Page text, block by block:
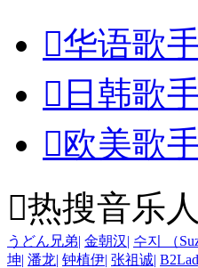
华语歌
 日韩歌
欧美歌
热搜音乐人
うどん兄弟| 金朝汉| 수지 （
坤| 潘龙| 钟植伊| 张祖诚|